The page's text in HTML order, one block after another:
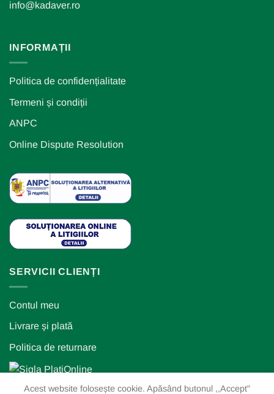
info@kadaver.ro
INFORMAȚII
Politica de confidențialitate
Termeni și condiții
ANPC
Online Dispute Resolution
SERVICII CLIENȚI
Contul meu
Livrare și plată
Politica de returnare
Acest website folosește cookie. Apăsând butonul ,,Accept"